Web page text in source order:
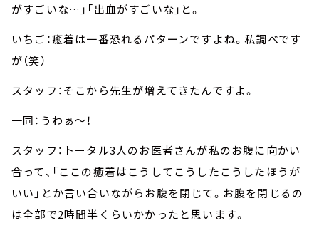
がすごいな…」「出血がすごいな」と。
いちご：癒着は一番恐れるパターンですよね。私調べです
が（笑）
スタッフ：そこから先生が増えてきたんですよ。
一同：うわぁ～！
スタッフ：トータル3人のお医者さんが私のお腹に向かい
合って、「ここの癒着はこうしてこうしたこうしたほうが
いい」とか言い合いながらお腹を閉じて。お腹を閉じるの
は全部で2時間半くらいかかったと思います。